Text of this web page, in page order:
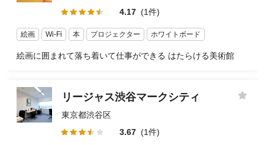
4.17 (1件)
絵画 Wi-Fi 本 プロジェクター ホワイトボード
絵画に囲まれて落ち着いて仕事ができる はたらける美術館
リージャス渋谷マークシティ
東京都渋谷区
3.67 (1件)